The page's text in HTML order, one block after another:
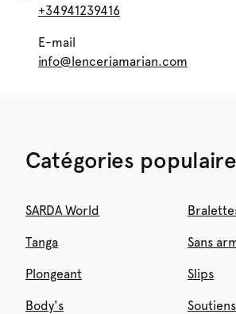
+34941239416
E-mail
info@lenceriamarian.com
Catégories
SARDA World
Tanga Sans
Plongeant Slips
Body's